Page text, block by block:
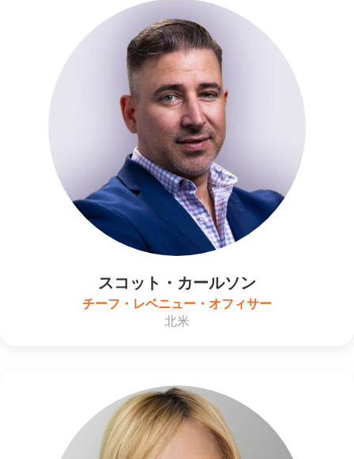
スコット・カールソン
チーフ・レベニュー・オフィサー
北米